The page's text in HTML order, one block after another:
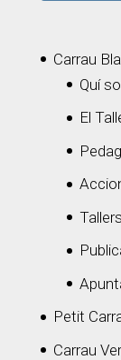
Carrau
Quí
El
Petit
Carrau